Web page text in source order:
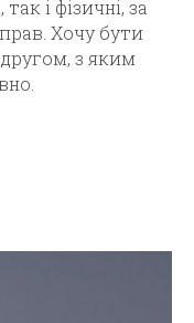
і фізичні, за
Хочу бути
з яким